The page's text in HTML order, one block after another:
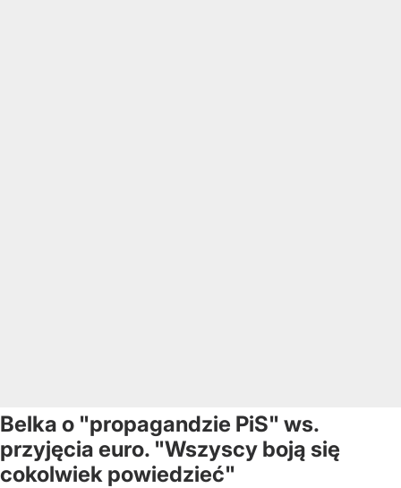
Belka o "propagandzie PiS" ws.
przyjęcia euro. "Wszyscy boją się
cokolwiek powiedzieć"